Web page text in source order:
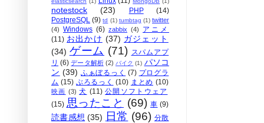
notestock (23) PHP
(14)
PostgreSQL (9) td (1) tumbtag (1) twitter
(4) Windows (6) zabbix (4)
アニメ
(11) お出かけ (37) ガジェット
(34) ゲーム (71) スパムアプ
リ (6) データ解析 (2) バイク (1) パソコ
ン (39) ふぁぼるっく (7) プログラ
ム (15) ぶろるっく (10) まとめ (10)
映画 (3) 犬 (11) 公開ソフトウェア
(15) 思ったこと (69) 車 (9)
読書感想 (35) 日常 (96) 分散